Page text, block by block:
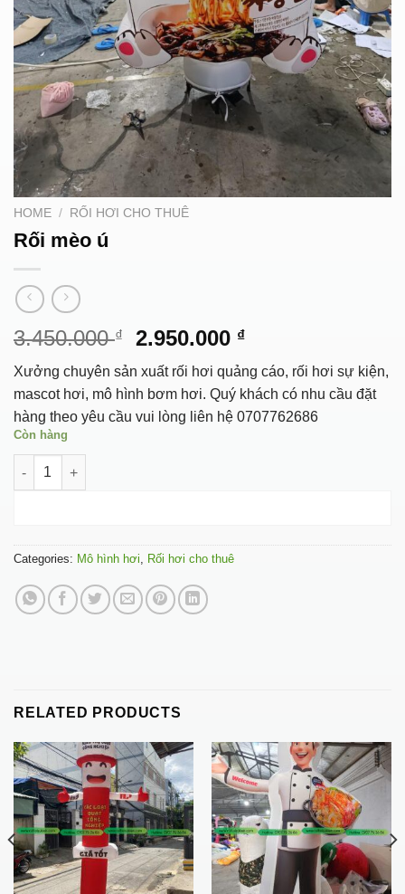
HOME / RỐI HƠI CHO THUÊ
Rối mèo ú
3.450.000₫
Original
price
was:
3.450.000 ₫.
2.950.000 ₫Current
price
is:
2.950.000 ₫.
Xưởng chuyên sản xuất rối hơi quảng cáo, rối hơi sự kiện,
mascot hơi, mô hình bơm hơi. Quý khách có nhu cầu đặt
hàng theo yêu cầu vui lòng liên hệ 0707762686
Còn hàng
Rối mèo ú quantity
Categories: Mô hình hơi, Rối hơi cho thuê
RELATED PRODUCTS